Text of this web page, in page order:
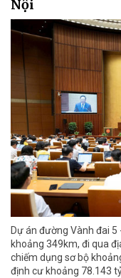
Nội
Dự án đường Vành đai
khoảng 349km, đi qua
chiếm dụng sơ bộ
định cư khoảng 78.143